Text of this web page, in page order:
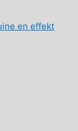
en effekt